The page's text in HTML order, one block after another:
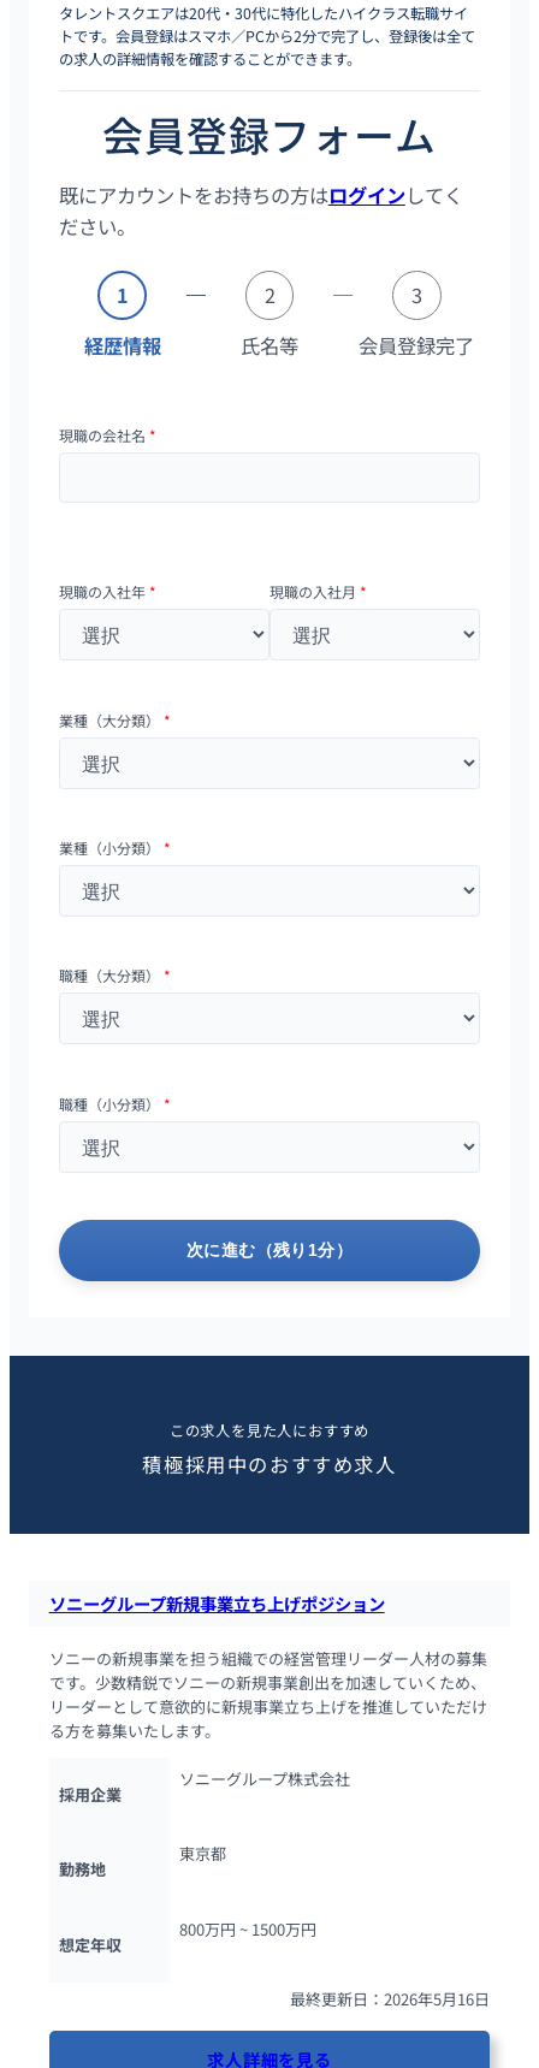
タレントスクエアは20代・30代に特化したハイクラス転職サイ
トです。会員登録はスマホ／PCから2分で完了し、登録後は全て
の求人の詳細情報を確認することができます。
会員登録フォーム
既にアカウントをお持ちの方はログインしてく
ださい。
1
経歴情報
2
氏名等
3
会員登録完了
現職の会社名 *
現職の入社年 * 現職の入社月 *
業種（大分類） *
業種（小分類） *
職種（大分類） *
職種（小分類） *
次に進む（残り1分）
この求人を見た人におすすめ
積極採用中のおすすめ求人
ソニーグループ新規事業立ち上げポジション
ソニーの新規事業を担う組織での経営管理リーダー人材の募集
です。少数精鋭でソニーの新規事業創出を加速していくため、
リーダーとして意欲的に新規事業立ち上げを推進していただけ
る方を募集いたします。
採用企業
ソニーグループ株式会社
勤務地
東京都
想定年収
800万円 ~ 1500万円
最終更新日：2026年5月16日
求人詳細を見る